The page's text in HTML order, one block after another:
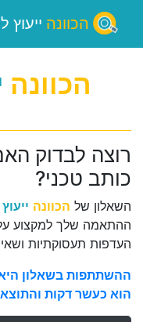
הכוונה ייעוץ
הכוונה
רוצה לבדוק
כותב טכני?
השאלון של הכוונה
ההתאמה שלך למקצוע
העדפות תעסוקתיות
ההשתתפות בשאלון
הוא כעשר דקות